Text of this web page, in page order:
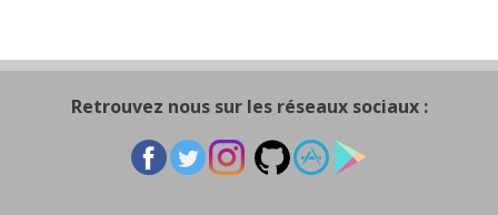
Retrouvez nous sur les réseaux sociaux :